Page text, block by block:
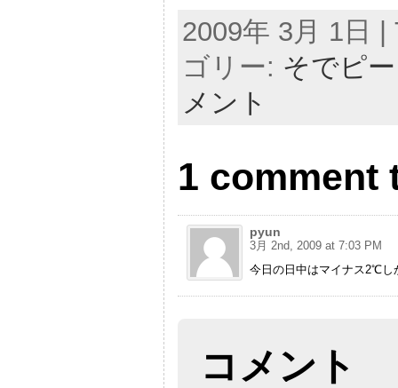
2009年 3月 1日
ゴリー: そでピ
メント
1 comment
pyun
3月 2nd, 2009 at 7:03 PM
今日の日中はマイナス2℃
コメント